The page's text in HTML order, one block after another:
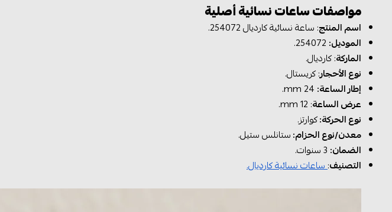
مواصفات ساعات نسائية أصلية
اسم المنتج: ساعة نسائية كارديال 254072.
الموديل:
الماركة: كارديال.
نوع الأحجار: كريستال.
إطار الساعة:
عرض الساعة: 12 mm.
نوع الحركة:كوارتز.
معدن/نوع الحزام:ستانلس ستيل.
الضمان:
التصنيف:ساعات نسائية كارديال.